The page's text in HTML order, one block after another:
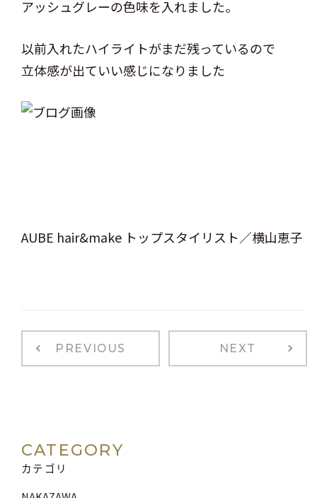
アッシュグレーの色味を入れました。
以前入れたハイライトがまだ残っているので
立体感が出ていい感じになりました
AUBE hair&make トップスタイリスト／横山恵子
PREVIOUS NEXT
CATEGORY
カテゴリ